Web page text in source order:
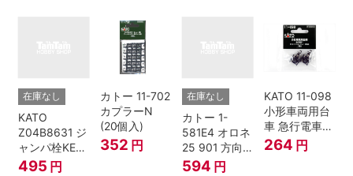
在庫なし
KATO
Z04B8631 ジ
ャンパ栓KE76
濃青 ランナー
495 円
カトー 11-702
カプラーN
(20個入)
352 円
在庫なし
カトー 1-
581E4 オロネ
25 901 方向
幕 4両分
594 円
KATO 11-098
小形車両用台
車 急行電車1
Bトレインシ
ョーティー 対
264 円